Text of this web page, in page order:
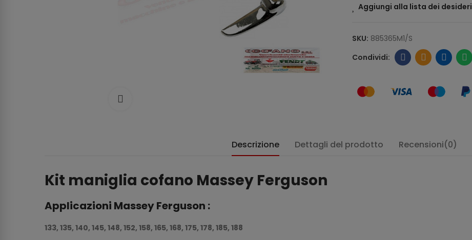
Aggiungi alla lista dei desideri
SKU: 885365M1/S
Descrizione Dettagli del prodotto Recensioni(0)
Kit maniglia cofano Massey Ferguson
Applicazioni Massey Ferguson :
133, 135, 140, 145, 148, 152, 158, 165, 168, 175, 178, 185, 188